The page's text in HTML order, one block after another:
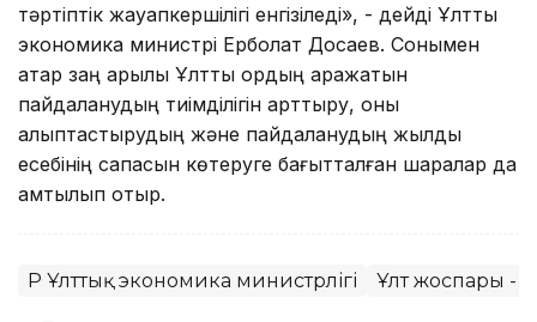
тәртіптік жауапкершілігі енгізіледі», - дейді Ұлттық
экономика министрі Ерболат Досаев. Сонымен
қатар заң арқылы Ұлттық қордың қаражатын
пайдаланудың тиімділігін арттыру, оны
қалыптастырудың және пайдаланудың жылдық
есебінің сапасын көтеруге бағытталған шаралар да
қамтылып отыр.
ҚР Ұлттық экономика министрлігі Ұлт жоспары -